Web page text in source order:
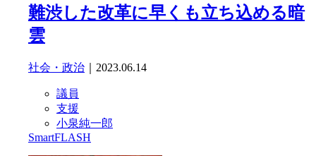
難渋した改革に早くも立ち込める暗
雲
社会・政治 ｜2023.06.14
議員
支援
小泉純一郎
SmartFLASH